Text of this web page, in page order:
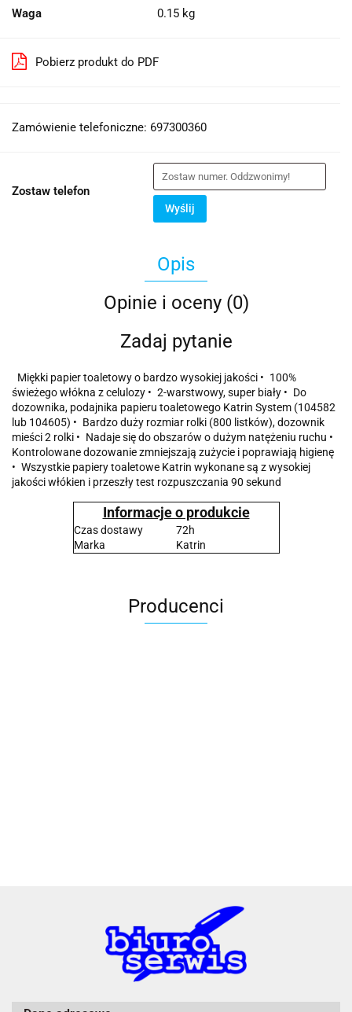
Waga 0.15 kg
Pobierz produkt do PDF
Zamówienie telefoniczne: 697300360
Zostaw telefon
Wyślij
Opis
Opinie i oceny (0)
Zadaj pytanie
Miękki papier toaletowy o bardzo wysokiej jakości • 100%
świeżego włókna z celulozy • 2-warstwowy, super biały • Do
dozownika, podajnika papieru toaletowego Katrin System (104582
lub 104605) • Bardzo duży rozmiar rolki (800 listków), dozownik
mieści 2 rolki • Nadaje się do obszarów o dużym natężeniu ruchu •
Kontrolowane dozowanie zmniejszają zużycie i poprawiają higienę
• Wszystkie papiery toaletowe Katrin wykonane są z wysokiej
jakości włókien i przeszły test rozpuszczania 90 sekund
Informacje o produkcie
Czas dostawy
72h
Marka
Katrin
Producenci
A4 Tech